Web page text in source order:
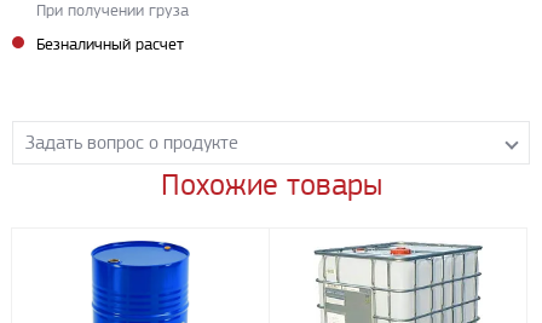
При получении груза
Безналичный расчет
Задать вопрос о продукте
Задайте нашим менеджерам вопрос о данном продукте.
Похожие товары